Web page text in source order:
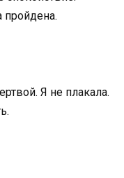
пройдена.
Я не плакала.